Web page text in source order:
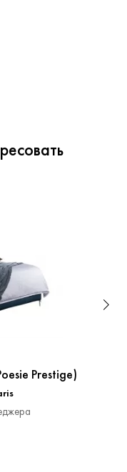
Prestige)